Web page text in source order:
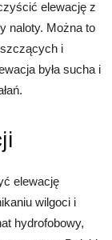
elewację z
naloty. Można to
i
była sucha i
elewację
wilgoci i
hydrofobowy,